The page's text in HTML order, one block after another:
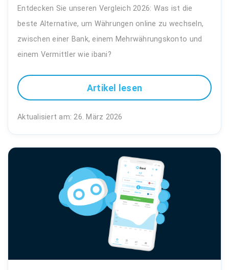
Entdecken Sie unseren Vergleich 2026: Was ist die
beste Alternative, um Währungen online zu wechseln,
zwischen einer Bank, einem Mehrwährungskonto und
einem Vermittler wie ibani?
Artikel lesen
Aktualisiert am: 26. März 2026